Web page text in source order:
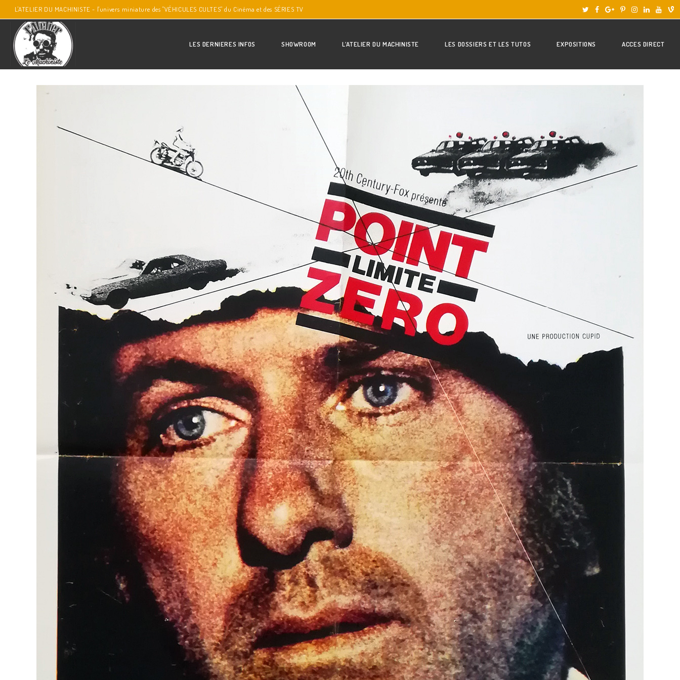
L'ATELIER DU MACHINISTE - l'univers miniature des "VÉHICULES CULTES" du Cinéma et des SÉRIES TV
LES DERNIERES INFOS SHOWROOM L’ATELIER DU MACHINISTE LES DOSSIERS ET LES TUTOS EXPOSITIONS ACCES DIRECT